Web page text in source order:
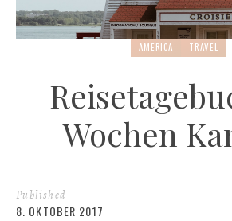
AMERICA TRAVEL
Wochen
Published
8. OKTOBER 2017